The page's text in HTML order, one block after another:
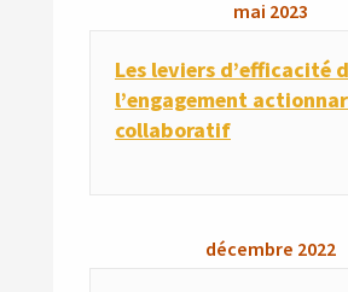
mai 2023
Les leviers d’efficacité
l’engagement
collaboratif
décembre 2022